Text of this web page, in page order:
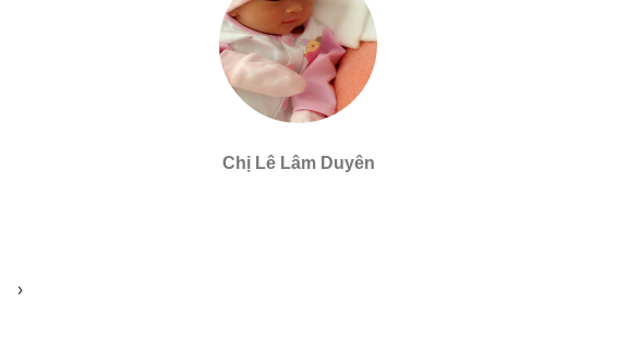
Chị Lê Lâm Duyên
›